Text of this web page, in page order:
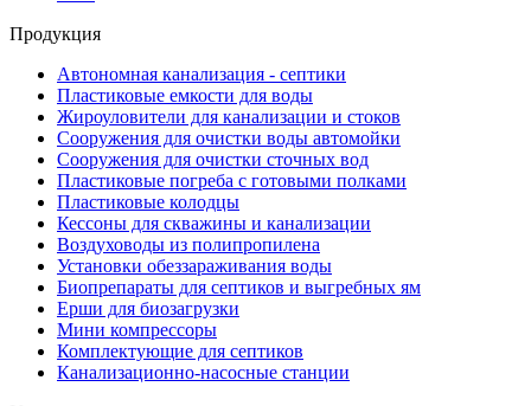
Продукция
Автономная канализация - септики
Пластиковые емкости для воды
Жироуловители для канализации и стоков
Сооружения для очистки воды автомойки
Сооружения для очистки сточных вод
Пластиковые погреба с готовыми полками
Пластиковые колодцы
Кессоны для скважины и канализации
Воздуховоды из полипропилена
Установки обеззараживания воды
Биопрепараты для септиков и выгребных ям
Ерши для биозагрузки
Мини компрессоры
Комплектующие для септиков
Канализационно-насосные станции